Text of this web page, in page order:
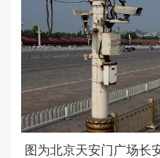
图为北京天安门广场长